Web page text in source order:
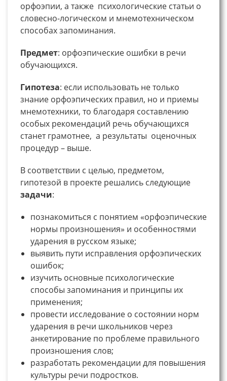
орфоэпии, а также психологические статьи о
словесно-логическом и мнемотехническом
способах запоминания.
Предмет: орфоэпические ошибки в речи
обучающихся.
Гипотеза: если использовать не только
знание орфоэпических правил, но и приемы
мнемотехники, то благодаря составлению
особых рекомендаций речь обучающихся
станет грамотнее, а результаты оценочных
процедур – выше.
В соответствии с целью, предметом,
гипотезой в проекте решались следующие
задачи:
познакомиться с понятием «орфоэпические
нормы произношения» и особенностями
ударения в русском языке;
выявить пути исправления орфоэпических
ошибок;
изучить основные психологические
способы запоминания и принципы их
применения;
провести исследование о состоянии норм
ударения в речи школьников через
анкетирование по проблеме правильного
произношения слов;
разработать рекомендации для повышения
культуры речи подростков.